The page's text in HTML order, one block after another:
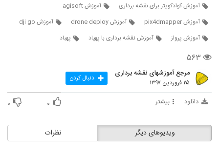
آموزش کوادکوپتر برای نقشه برداری
آموزش agisoft
آموزش pix4dmapper
آموزش drone deploy
آموزش dji go
آموزش پرواز
آموزش نقشه برداری با پهپاد پهباد
۵۶۳
مرجع آموزشهای نقشه برداری
۲۵ فروردین ۱۳۹۷ دنبال کردن
دانلود بیشتر ۰ ۰
نظرات ویدیوهای دیگر